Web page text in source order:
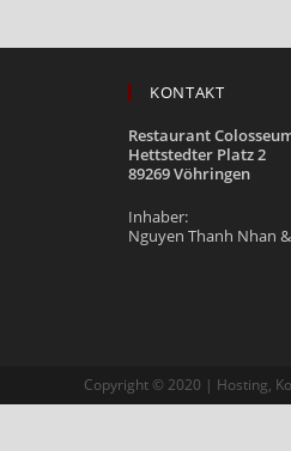
KONTAKT
Restaurant
Hettstedter Platz 2
89269 Vöhringen
Inhaber:
Nguyen Thanh Nhan
Copyright © 2020 | Hosting,